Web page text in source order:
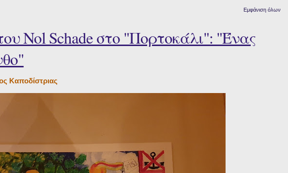
Εμφάνιση όλων
Nol Schade στο "Πορτοκάλι": "Ένας
Καποδίστριας